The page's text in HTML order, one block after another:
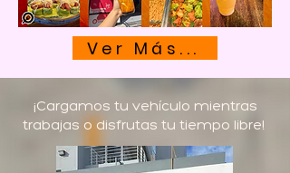
Ver Más...
¡Cargamos tu vehículo mientras
trabajas o disfrutas tu tiempo libre!